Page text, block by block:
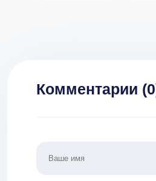
Комментарии (0